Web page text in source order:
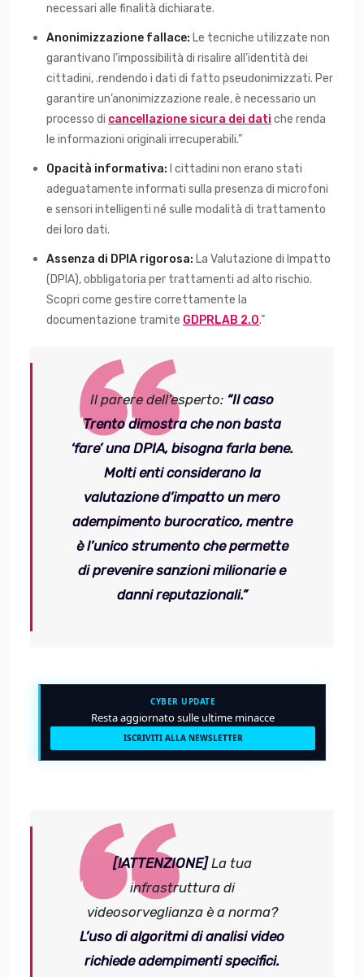
necessari alle finalità dichiarate.
Anonimizzazione fallace: Le tecniche utilizzate non
garantivano l’impossibilità di risalire all’identità dei
cittadini, .rendendo i dati di fatto pseudonimizzati. Per
garantire un’anonimizzazione reale, è necessario un
processo di cancellazione sicura dei dati che renda
le informazioni originali irrecuperabili.”
Opacità informativa: I cittadini non erano stati
adeguatamente informati sulla presenza di microfoni
e sensori intelligenti né sulle modalità di trattamento
dei loro dati.
Assenza di DPIA rigorosa: La Valutazione di Impatto
(DPIA), obbligatoria per trattamenti ad alto rischio.
Scopri come gestire correttamente la
documentazione tramite GDPRLAB 2.0.”
Il parere dell’esperto: “Il caso
Trento dimostra che non basta
‘fare’ una DPIA, bisogna farla bene.
Molti enti considerano la
valutazione d’impatto un mero
adempimento burocratico, mentre
è l’unico strumento che permette
di prevenire sanzioni milionarie e
danni reputazionali.”
CYBER UPDATE
Resta aggiornato sulle ultime minacce
ISCRIVITI ALLA NEWSLETTER
[!ATTENZIONE]La tua
infrastruttura di
videosorveglianza è a norma?
L’uso di algoritmi di analisi video
richiede adempimenti specifici.